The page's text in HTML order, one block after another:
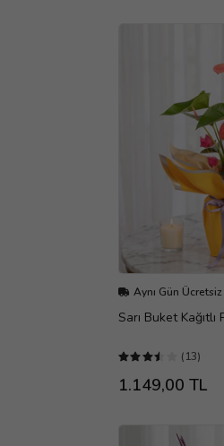
Aynı Gün
Sarı Buket
(13)
1.149,00 TL